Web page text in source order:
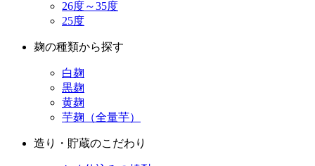
26度～35度
25度
麹の種類から探す
白麹
黒麹
黄麹
芋麹（全量芋）
造り・貯蔵のこだわり